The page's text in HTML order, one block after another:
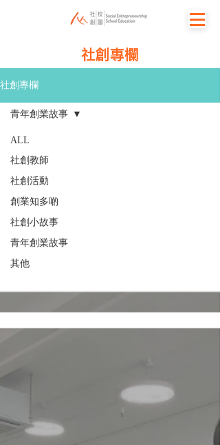
社創專欄
社創專欄
ALL
社創教師
社創活動
創業知多啲
社創小故事
青年創業故事
其他
青年創業故事